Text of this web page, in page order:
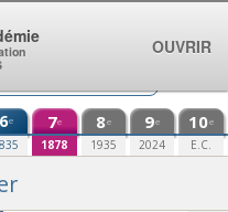
6e 7e
1878
8e
1935
9e
2024
10e
E.C.
OUVRIR